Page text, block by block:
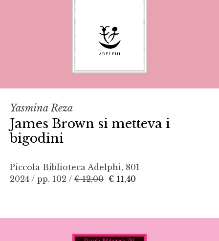
Yasmina Reza
James Brown si metteva i
bigodini
Piccola Biblioteca Adelphi, 801
2024 / pp. 102 / € 12,00 € 11,40